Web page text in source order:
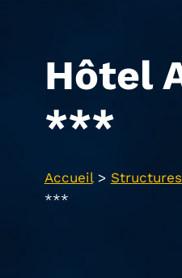
Hôtel
***
Accueil>
***